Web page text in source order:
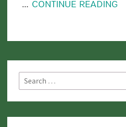
วัด
แวง
อาร
หล
… CONTINUE READING
Search
for: